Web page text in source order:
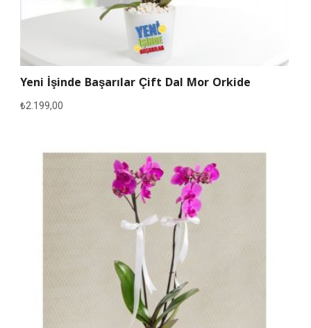
Yeni İşinde Başarılar Çift Dal Mor Orkide
₺2.199,00